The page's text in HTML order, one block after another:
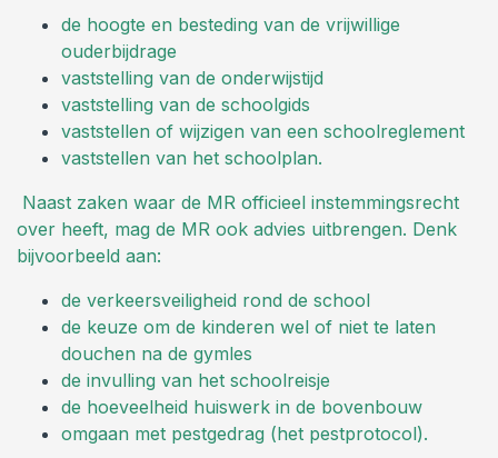
de hoogte en besteding van de vrijwillige
ouderbijdrage
vaststelling van de onderwijstijd
vaststelling van de schoolgids
vaststellen of wijzigen van een schoolreglement
vaststellen van het schoolplan.
Naast zaken waar de MR officieel instemmingsrecht
over heeft, mag de MR ook advies uitbrengen. Denk
bijvoorbeeld aan:
de verkeersveiligheid rond de school
de keuze om de kinderen wel of niet te laten
douchen na de gymles
de invulling van het schoolreisje
de hoeveelheid huiswerk in de bovenbouw
omgaan met pestgedrag (het pestprotocol).